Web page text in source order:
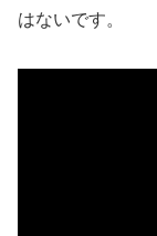
はないです。